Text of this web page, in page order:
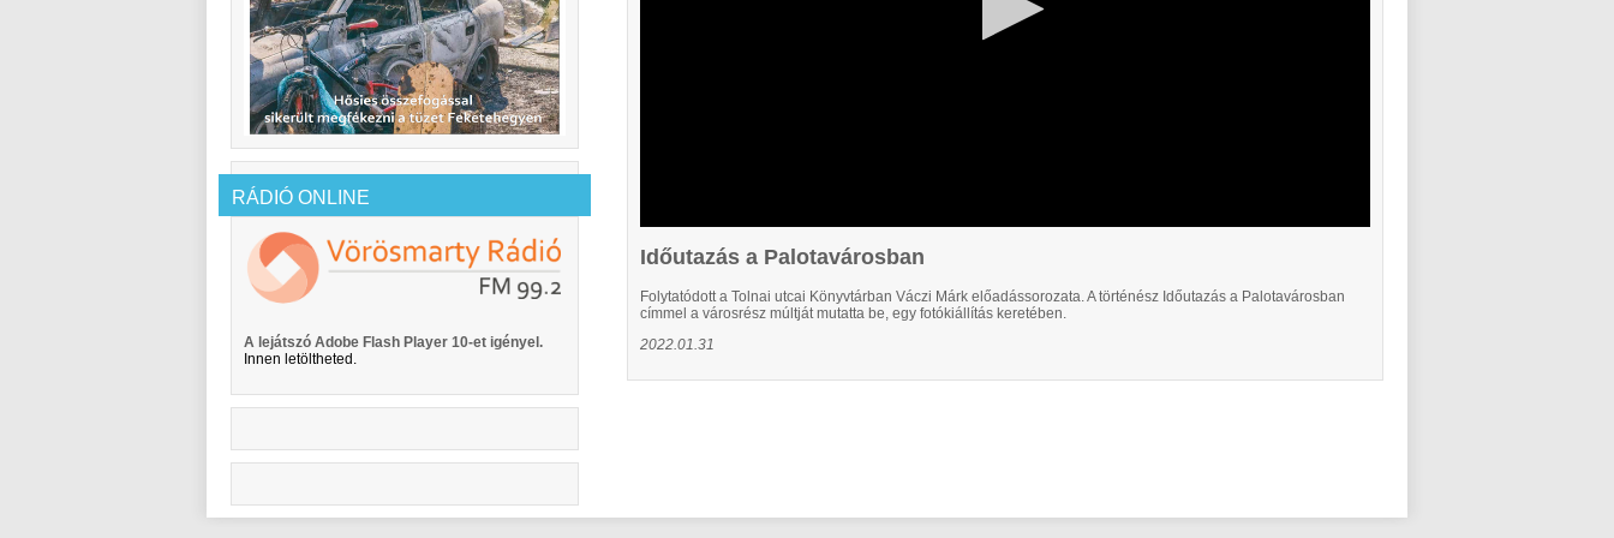
Időutazás a Palotavárosban
Folytatódott a Tolnai utcai Könyvtárban Váczi Márk előadássorozata. A történész Időutazás a Palotavárosban
címmel a városrész múltját mutatta be, egy fotókiállítás keretében.
2022.01.31
RÁDIÓ ONLINE
A lejátszó Adobe Flash Player 10-et igényel.
Innen letöltheted.